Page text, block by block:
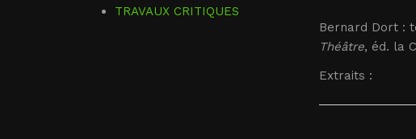
Bernard Dort :
Théâtre, éd. la
Extraits :
TRAVAUX CRITIQUES